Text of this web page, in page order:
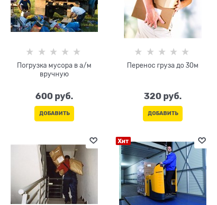
Погрузка мусора в а/м
вручную
600 руб.
ДОБАВИТЬ
Перенос груза до 30м
320 руб.
ДОБАВИТЬ
Хит